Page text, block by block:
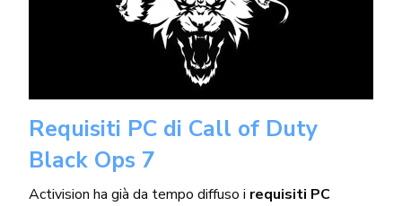
Requisiti PC di Call of Duty
Black Ops 7
Activision ha già da tempo diffuso i requisiti PC